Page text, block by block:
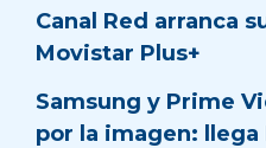
Canal Red arranca
Movistar Plus+
Samsung y Prime
por la imagen: llega